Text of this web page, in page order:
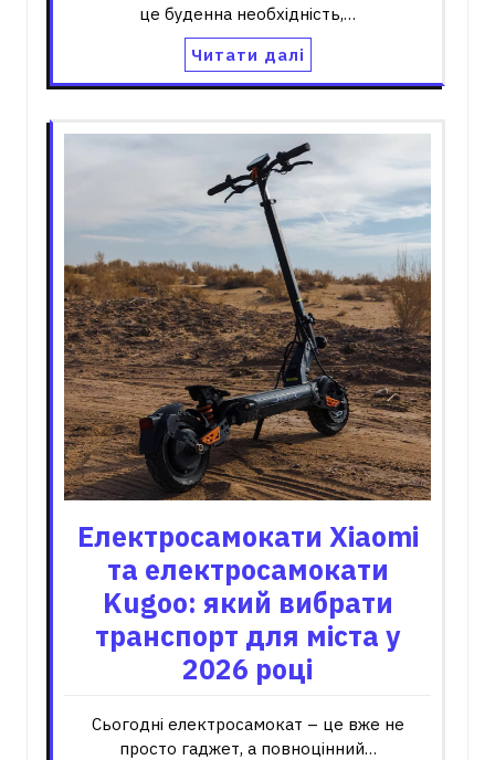
це буденна необхідність,…
Читати далі
Електросамокати Xiaomi
та електросамокати
Kugoo: який вибрати
транспорт для міста у
2026 році
Сьогодні електросамокат – це вже не
просто гаджет, а повноцінний…